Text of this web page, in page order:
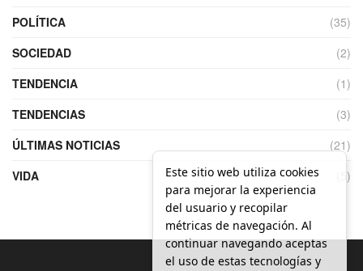
POLÍTICA
(35)
SOCIEDAD
(2)
TENDENCIA
(1)
TENDENCIAS
(3)
ÚLTIMAS NOTICIAS
(21)
VIDA
(5)
Este sitio web utiliza cookies
para mejorar la experiencia
del usuario y recopilar
métricas de navegación. Al
continuar navegando aceptas
el uso de estas tecnologías y